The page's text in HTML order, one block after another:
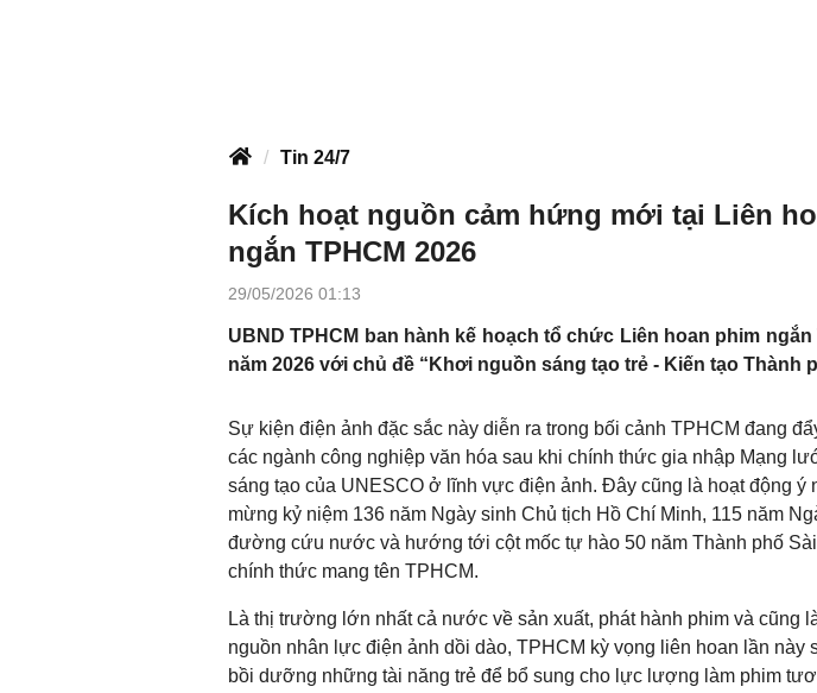
Tin 24/7
Kích hoạt nguồn cảm hứng mới tại Liên
ngắn TPHCM 2026
29/05/2026 01:13
UBND TPHCM ban hành kế hoạch tổ chức Liên hoan phim
năm 2026 với chủ đề “Khơi nguồn sáng tạo trẻ - Kiến tạo Thành
Sự kiện điện ảnh đặc sắc này diễn ra trong bối cảnh TPHCM đang
các ngành công nghiệp văn hóa sau khi chính thức gia nhập Mạng
sáng tạo của UNESCO ở lĩnh vực điện ảnh. Đây cũng là hoạt động ý
mừng kỷ niệm 136 năm Ngày sinh Chủ tịch Hồ Chí Minh, 115 năm
đường cứu nước và hướng tới cột mốc tự hào 50 năm Thành phố
chính thức mang tên TPHCM.
Là thị trường lớn nhất cả nước về sản xuất, phát hành phim và cũng
nguồn nhân lực điện ảnh dồi dào, TPHCM kỳ vọng liên hoan lần này
bồi dưỡng những tài năng trẻ để bổ sung cho lực lượng làm phim